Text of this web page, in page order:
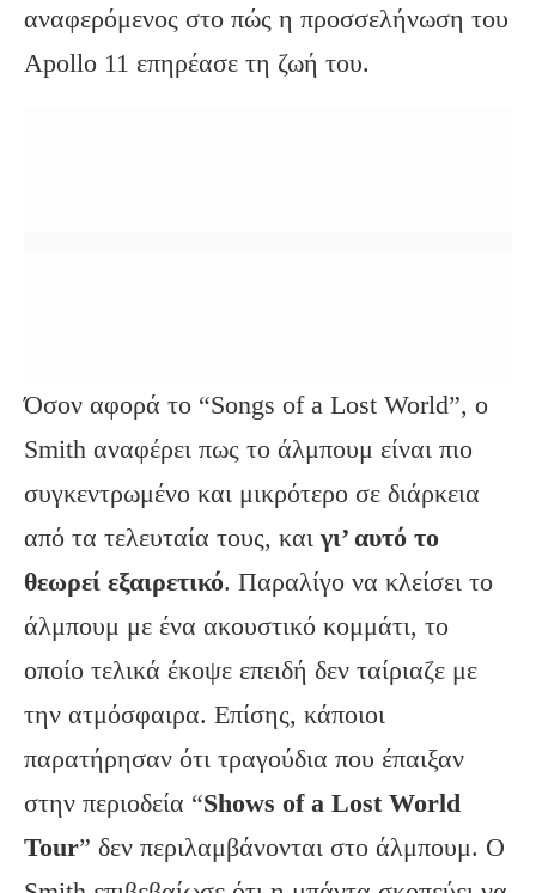
αναφερόμενος στο πώς η προσσελήνωση του
Apollo 11 επηρέασε τη ζωή του.
Όσον αφορά το “Songs of a Lost World”, ο
Smith αναφέρει πως το άλμπουμ είναι πιο
συγκεντρωμένο και μικρότερο σε διάρκεια
από τα τελευταία τους, και γι’ αυτό το
θεωρεί εξαιρετικό. Παραλίγο να κλείσει το
άλμπουμ με ένα ακουστικό κομμάτι, το
οποίο τελικά έκοψε επειδή δεν ταίριαζε με
την ατμόσφαιρα. Επίσης, κάποιοι
παρατήρησαν ότι τραγούδια που έπαιξαν
στην περιοδεία “Shows of a Lost World
Tour” δεν περιλαμβάνονται στο άλμπουμ. Ο